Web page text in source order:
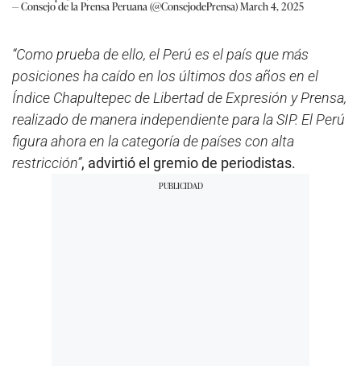
— Consejo de la Prensa Peruana (@ConsejodePrensa)March 4, 2025
“Como prueba de ello, el Perú es el país que más
posiciones ha caído en los últimos dos años en el
Índice Chapultepec de Libertad de Expresión y Prensa,
realizado de manera independiente para la SIP. El Perú
figura ahora en la categoría de países con alta
restricción”, advirtió el gremio de periodistas.